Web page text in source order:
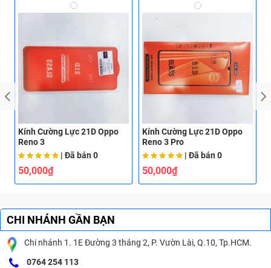
Kính Cường Lực 21D Oppo
Reno 3
| Đã bán 0
50,000₫
Kính Cường Lực 21D Oppo
Reno 3 Pro
| Đã bán 0
50,000₫
CHI NHÁNH GẦN BẠN
Chi nhánh 1. 1E Đường 3 tháng 2, P. Vườn Lài, Q.10, Tp.HCM.
0764 254 113